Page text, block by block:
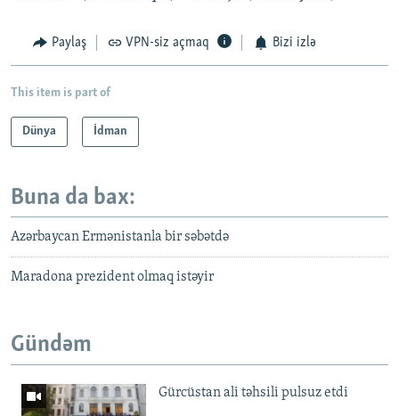
Paylaş VPN-siz açmaq Bizi izlə
This item is part of
Dünya İdman
Buna da bax:
Azərbaycan Ermənistanla bir səbətdə
Maradona prezident olmaq istəyir
Gündəm
Gürcüstan ali təhsili pulsuz etdi